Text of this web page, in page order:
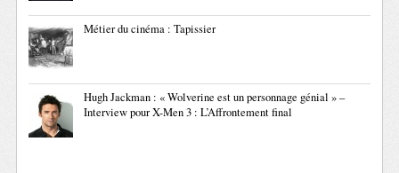
Métier du cinéma : Tapissier
Hugh Jackman : « Wolverine est un personnage génial » –
Interview pour X-Men 3 : L’Affrontement final